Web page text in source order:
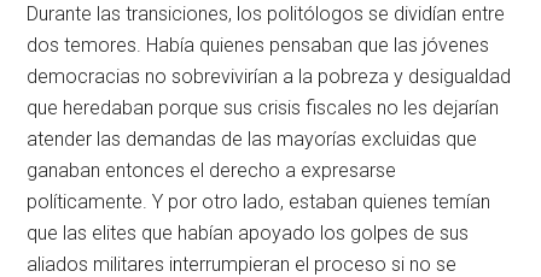
Durante las transiciones, los politólogos se dividían entre
dos temores. Había quienes pensaban que las jóvenes
democracias no sobrevivirían a la pobreza y desigualdad
que heredaban porque sus crisis fiscales no les dejarían
atender las demandas de las mayorías excluidas que
ganaban entonces el derecho a expresarse
políticamente. Y por otro lado, estaban quienes temían
que las elites que habían apoyado los golpes de sus
aliados militares interrumpieran el proceso si no se